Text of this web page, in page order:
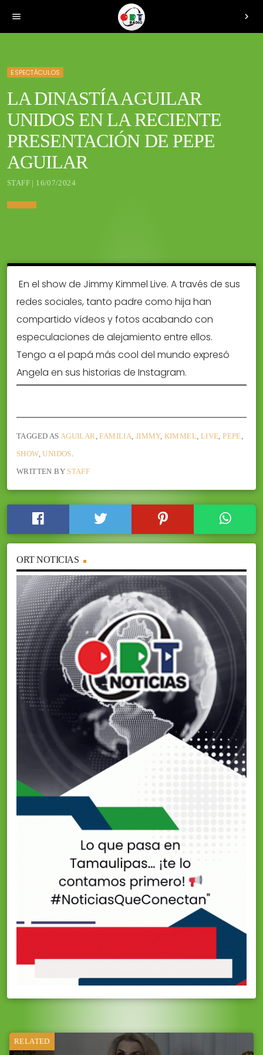
menu chevron_right
ESPECTÁCULOS
LA DINASTÍA AGUILAR
UNIDOS EN LA RECIENTE
PRESENTACIÓN DE PEPE
AGUILAR
STAFF | 16/07/2024
En el show de Jimmy Kimmel Live. A través de sus
redes sociales, tanto padre como hija han
compartido vídeos y fotos acabando con
especulaciones de alejamiento entre ellos.
Tengo a el papá más cool del mundo expresó
Angela en sus historias de Instagram.
TAGGED AS AGUILAR ,FAMILIA JIMMY, KIMMEL LIVE ,PEPE
SHOW,UNIDOS
WRITTEN BY STAFF
ORT NOTICIAS
RELATED